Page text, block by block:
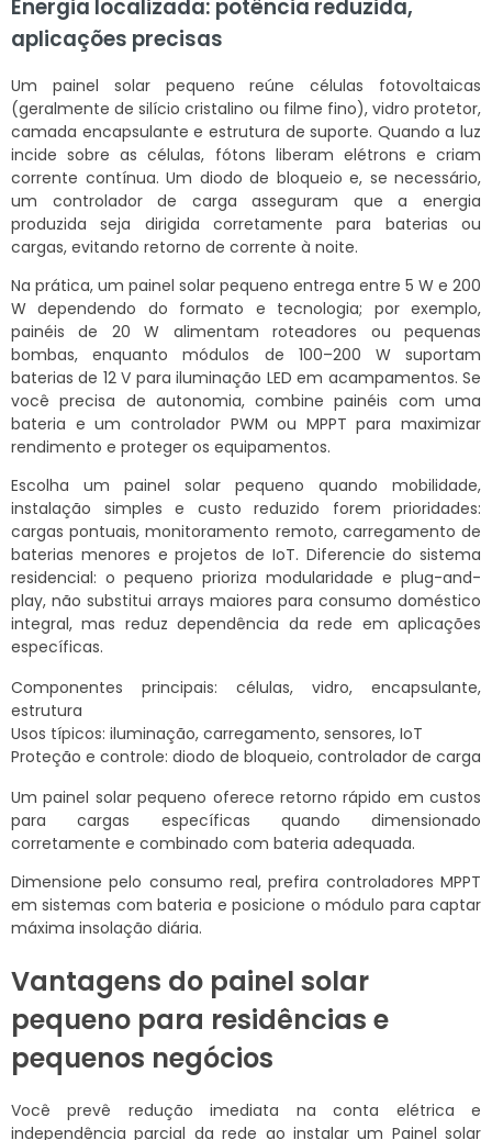
Energia localizada: potência reduzida,
aplicações precisas
Um painel solar pequeno reúne células fotovoltaicas
(geralmente de silício cristalino ou filme fino), vidro protetor,
camada encapsulante e estrutura de suporte. Quando a luz
incide sobre as células, fótons liberam elétrons e criam
corrente contínua. Um diodo de bloqueio e, se necessário,
um controlador de carga asseguram que a energia
produzida seja dirigida corretamente para baterias ou
cargas, evitando retorno de corrente à noite.
Na prática, um painel solar pequeno entrega entre 5 W e 200
W dependendo do formato e tecnologia; por exemplo,
painéis de 20 W alimentam roteadores ou pequenas
bombas, enquanto módulos de 100–200 W suportam
baterias de 12 V para iluminação LED em acampamentos. Se
você precisa de autonomia, combine painéis com uma
bateria e um controlador PWM ou MPPT para maximizar
rendimento e proteger os equipamentos.
Escolha um painel solar pequeno quando mobilidade,
instalação simples e custo reduzido forem prioridades:
cargas pontuais, monitoramento remoto, carregamento de
baterias menores e projetos de IoT. Diferencie do sistema
residencial: o pequeno prioriza modularidade e plug-and-
play, não substitui arrays maiores para consumo doméstico
integral, mas reduz dependência da rede em aplicações
específicas.
Componentes principais: células, vidro, encapsulante,
estrutura
Usos típicos: iluminação, carregamento, sensores, IoT
Proteção e controle: diodo de bloqueio, controlador de carga
Um painel solar pequeno oferece retorno rápido em custos
para cargas específicas quando dimensionado
corretamente e combinado com bateria adequada.
Dimensione pelo consumo real, prefira controladores MPPT
em sistemas com bateria e posicione o módulo para captar
máxima insolação diária.
Vantagens do painel solar
pequeno para residências e
pequenos negócios
Você prevê redução imediata na conta elétrica e
independência parcial da rede ao instalar um Painel solar